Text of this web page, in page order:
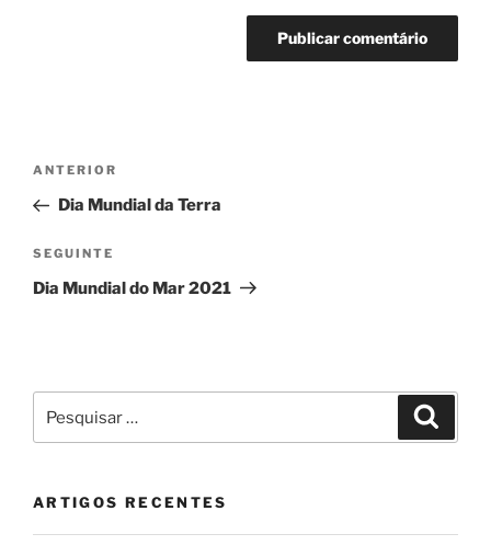
Navegação
artigos
Conteúdo
anterior
ANTERIOR
Dia Mundial da Terra
Conteúdo
seguinte
SEGUINTE
Dia Mundial do Mar 2021
por:
ARTIGOS RECENTES